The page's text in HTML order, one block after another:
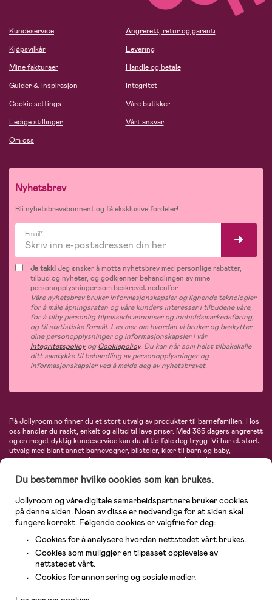
Kundeservice
Kjøpsvilkår
Mine fakturaer
Guider & Inspirasjon
Cookie settings
Ledige stillinger
Om oss
Angrerett, retur og garanti
Levering
Handle og betale
Integritet
Våre butikker
Vårt ansvar
Nyhetsbrev
Bli nyhetsbrevabonnent og få eksklusive fordeler!
Email*
Ja takk!Jeg ønsker å motta nyhetsbrev med personlige rabatter,
tilbud og nyheter, og godkjenner behandlingen av mine
personopplysninger som beskrevet nedenfor.
Våre nyhetsbrev bruker informasjonskapsler og lignende teknologier
for å måle åpningsraten og våre kunders interesser i tilbudene våre,
for å tilby personlig tilpassede annonser og innholdsmarkedsføring,
og til statistiske formål. Les mer om hvordan vi bruker og beskytter
dine personopplysninger og informasjonskapsler i vår
IntegritetspolicyogCookiepolicy. Du kan når som helst tilbakekalle
ditt samtykke til behandling av personopplysninger og
informasjonskapsler ved å melde deg av nyhetsbrevet.
På Jollyroom.no finner du et stort utvalg av produkter til barnefamilien. Hos
oss handler du raskt, enkelt og alltid til lave priser. Med 365 dagers angrerett
og en meget dyktig kundeservice kan du alltid føle deg trygg. Vi har et stort
utvalg med blant annet barnevogner, bilstoler, klær til barn og baby,
produkter til mor, mengder av inspirerende interiør, leker, babyustyr og mye
Maxi-Cosi, Baby Jogger, BabyBjörn, Didriksons, KidKraft, Ergobaby, Philips
største nettbutikk for barn og baby!
Du bestemmer hvilke cookies som kan brukes.
Jollyroom og våre digitale samarbeidspartnere bruker cookies
på denne siden. Noen av disse er nødvendige for at siden skal
fungere korrekt. Følgende cookies er valgfrie for deg:
Cookies for å analysere hvordan nettstedet vårt brukes.
Cookies som muliggjør en tilpasset opplevelse av
nettstedet vårt.
Cookies for annonsering og sosiale medier.